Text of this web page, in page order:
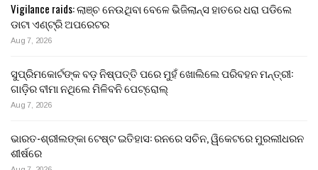
Vigilance raids: ଲାଞ୍ଚ ନେଉଥିବା ବେଳେ ଭିଜିଲାନ୍ସ ହାତରେ ଧରା ପଡିଲେ
ଡାଟା ଏଣ୍ଟ୍ରି ଅପରେଟର
Aug 7, 2026
ସୁପ୍ରିମକୋର୍ଟଙ୍କ ବଡ଼ ନିଷ୍ପତ୍ତି ପରେ ମୁହଁ ଖୋଲିଲେ ପରିବହନ ମନ୍ତ୍ରୀ:
ଗାଡ଼ିର ବୀମା ନଥିଲେ ମିଳିବନି ପେଟ୍ରୋଲ୍
Aug 7, 2026
ଭାରତ-ଶ୍ରୀଲଙ୍କା ଟେଷ୍ଟ ଇତିହାସ: ରନରେ ସଚିନ, ୱିକେଟରେ ମୁରଲୀଧରନ
ଶୀର୍ଷରେ